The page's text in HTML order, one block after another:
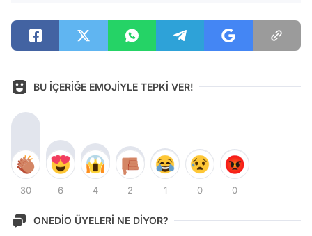
BU İÇERİĞE EMOJİYLE TEPKİ VER!
30 6 4 2 1 0 0
ONEDİO ÜYELERİ NE DİYOR?